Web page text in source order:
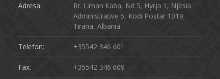
Adresa:
Rr. Liman Kaba, Nd 5, Hyrja 1, Njësia
Administrative 5, Kodi Postar 1019,
Tirana, Albania
Telefon: +35542 346 601
Fax: +35542 346 609